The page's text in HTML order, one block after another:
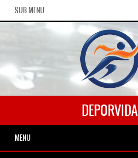
SUB MENU
DEPORVIDA
MENU